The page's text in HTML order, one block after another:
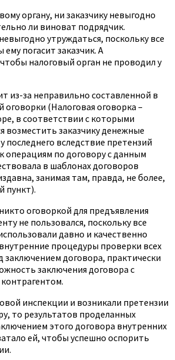
органу, ни заказчику невыгодно
ли виноват подрядчик.
утруждаться, поскольку все
погасит заказчик. А
налоговый орган не проводил у
из-за неправильно составленной в
оговорки (Налоговая оговорка –
в соответствии с которыми
возместить заказчику денежные
последнего вследствие претензий
операциям по договору с данным
в шаблонах договоров
занимая там, правда, не более,
пункт).
оговоркой для предъявления
не пользовался, поскольку все
давно и качественно
процедуры проверки всех
заключением договора, практически
заключения договора с
инспекции и возникали претензии
то результатов проделанных
этого договора внутренних
ей, чтобы успешно оспорить​